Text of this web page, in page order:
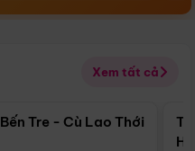
Xem tất cả
Điểm nổi bật
Tre - Cù Lao Thới